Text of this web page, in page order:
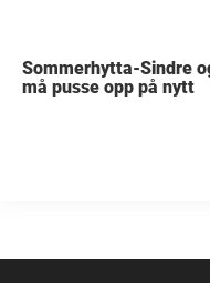
Sommerhytta-Sindre
må pusse opp på nytt